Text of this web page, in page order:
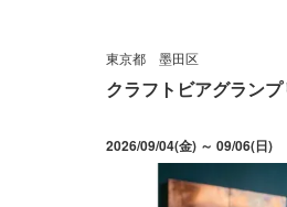
東京都 墨田区
クラフトビアグラン
2026/09/04(金) ～ 09/06(日)